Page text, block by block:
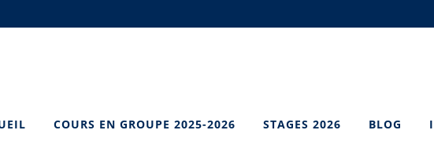
COURS EN GROUPE 2025-2026 STAGES 2026 BLOG